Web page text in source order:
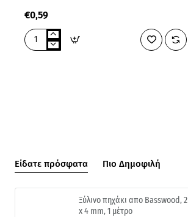
€0,59
Ξύλινο
Είδατε πρόσφατα
Πιο Δημοφιλή
Ξύλινο πηχάκι απο Basswood, 2
x 4 mm, 1 μέτρο